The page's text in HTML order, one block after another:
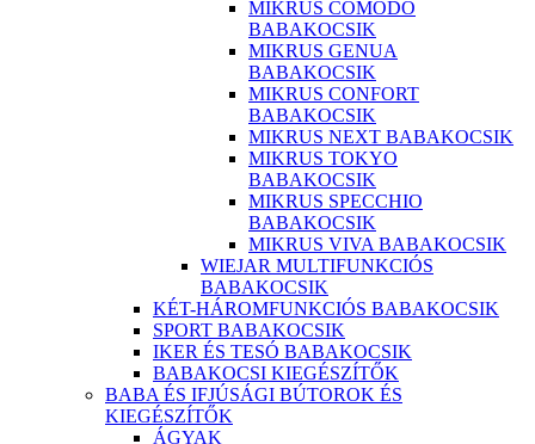
MIKRUS COMODO
BABAKOCSIK
MIKRUS GENUA
BABAKOCSIK
MIKRUS CONFORT
BABAKOCSIK
MIKRUS NEXT BABAKOCSIK
MIKRUS TOKYO
BABAKOCSIK
MIKRUS SPECCHIO
BABAKOCSIK
MIKRUS VIVA BABAKOCSIK
WIEJAR MULTIFUNKCIÓS
BABAKOCSIK
KÉT-HÁROMFUNKCIÓS BABAKOCSIK
SPORT BABAKOCSIK
IKER ÉS TESÓ BABAKOCSIK
BABAKOCSI KIEGÉSZÍTŐK
BABA ÉS IFJÚSÁGI BÚTOROK ÉS
KIEGÉSZÍTŐK
ÁGYAK